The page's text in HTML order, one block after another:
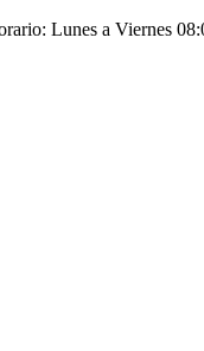
Lunes a Viernes